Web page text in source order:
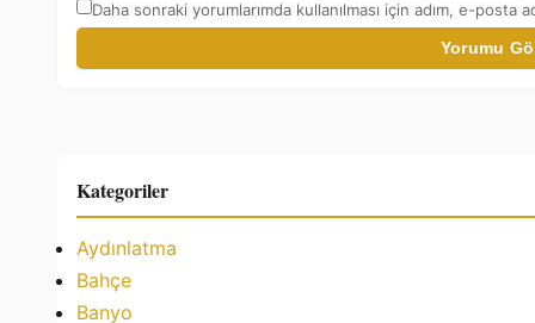
Daha sonraki yorumlarımda kullanılması için adım, e-
Yorumu
Kategoriler
Aydınlatma
Bahçe
Banyo